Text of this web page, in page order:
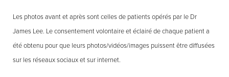
Les photos avant et après sont celles de patients opérés par le Dr
James Lee. Le consentement volontaire et éclairé de chaque patient a
été obtenu pour que leurs photos/vidéos/images puissent être diffusées
sur les réseaux sociaux et sur internet.